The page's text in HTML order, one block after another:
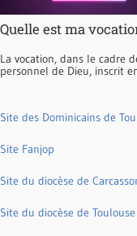
Quelle est ma
La vocation, dans le cadre
personnel de Dieu, inscrit
Site des Dominicains de
Site Fanjop
Site du diocèse de
Site du diocèse de Toulouse